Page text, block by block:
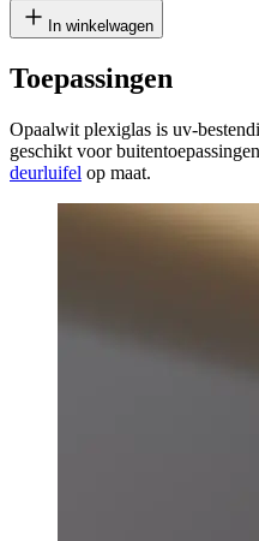
In winkelwagen
Toepassingen
Opaalwit plexiglas is uv-
geschikt voor
deurluifel op maat.